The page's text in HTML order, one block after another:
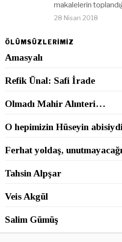
makalelerin
28 Nisan 2018
ÖLÜMSÜZLERİMİZ
Amasyalı
Refik Ünal: Safi İrade
Olmadı Mahir Alınteri…
O hepimizin Hüseyin
Ferhat yoldaş,
Tahsin Alpşar
Veis Akgül
Salim Gümüş